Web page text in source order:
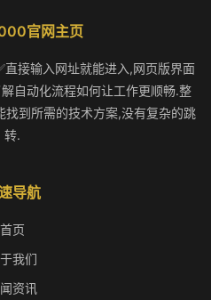
官网主页
接输入网址就能进入,网页版界面
自动化流程如何让工作更顺畅.整
到所需的技术方案,没有复杂的跳
转.
导航
首页
我们
资讯